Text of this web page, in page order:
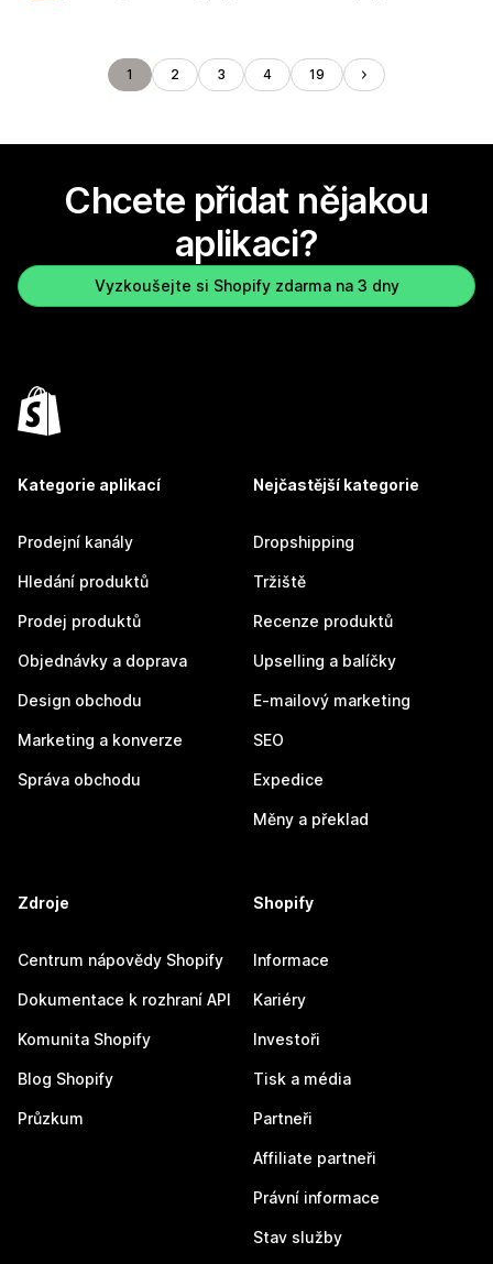
1 2 3 4 19
Chcete přidat nějakou
aplikaci?
Vyzkoušejte si Shopify zdarma na 3 dny
Kategorie aplikací
Prodejní kanály
Hledání produktů
Prodej produktů
Objednávky a doprava
Design obchodu
Marketing a konverze
Správa obchodu
Nejčastější kategorie
Dropshipping
Tržiště
Recenze produktů
Upselling a balíčky
E-mailový marketing
SEO
Expedice
Měny a překlad
Zdroje
Centrum nápovědy Shopify
Dokumentace k rozhraní API
Komunita Shopify
Blog Shopify
Průzkum
Shopify
Informace
Kariéry
Investoři
Tisk a média
Partneři
Affiliate partneři
Právní informace
Stav služby